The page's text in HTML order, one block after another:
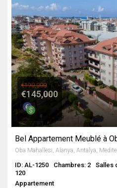
€190,000
€145,000
Bel Appartement Meublé à
ID: AL-1250 Chambres: 2 Salles
120
Appartement